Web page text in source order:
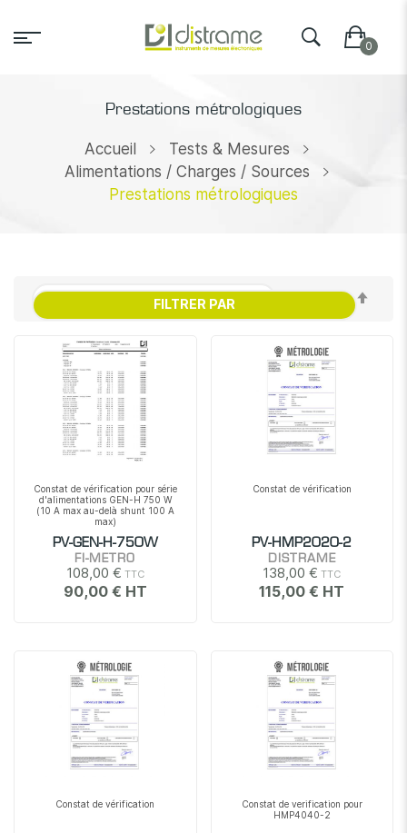
Prestations métrologiques
Accueil
Tests & Mesures
Alimentations / Charges / Sources
Prestations métrologiques
Constat de vérification pour série
d'alimentations GEN-H 750 W
(10 A max au-delà shunt 100 A
max)
PV-GEN-H-750W
FI-METRO
108,00 €
90,00 €
Constat de vérification
PV-HMP2020-2
DISTRAME
138,00 €
115,00 €
Constat de vérification
Constat de verification pour
HMP4040-2
FILTRER PAR